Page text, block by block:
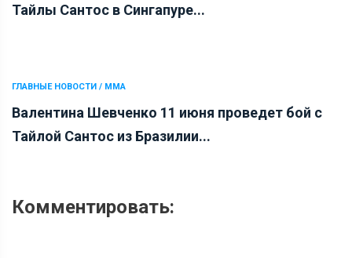
Тайлы Сантос в Сингапуре...
ГЛАВНЫЕ НОВОСТИ / ММА
Валентина Шевченко 11 июня проведет бой с
Тайлой Сантос из Бразилии...
Комментировать: